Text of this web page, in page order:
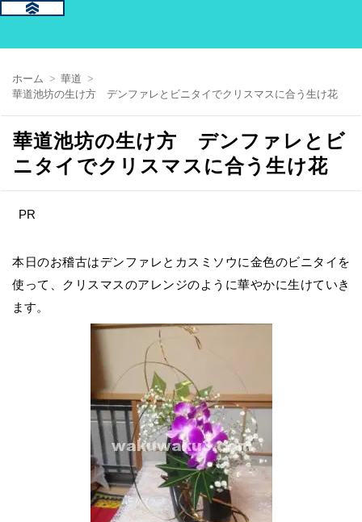
ホーム
華道
華道池坊の生け方 デンファレとビニタイでクリスマスに合う生け花
華道池坊の生け方 デンファレとビ
ニタイでクリスマスに合う生け花
PR
本日のお稽古はデンファレとカスミソウに金色のビニタイを
使って、クリスマスのアレンジのように華やかに生けていき
ます。